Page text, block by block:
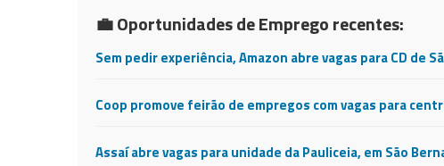
💼 Oportunidades de Emprego recentes:
Sem pedir experiência, Amazon abre vagas para CD de
Coop promove feirão de empregos com vagas para
Assaí abre vagas para unidade da Pauliceia, em São